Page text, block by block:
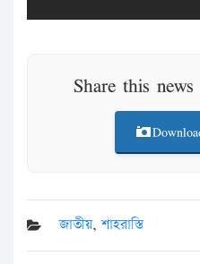
Share this
জাতীয়,শাহরাস্তি